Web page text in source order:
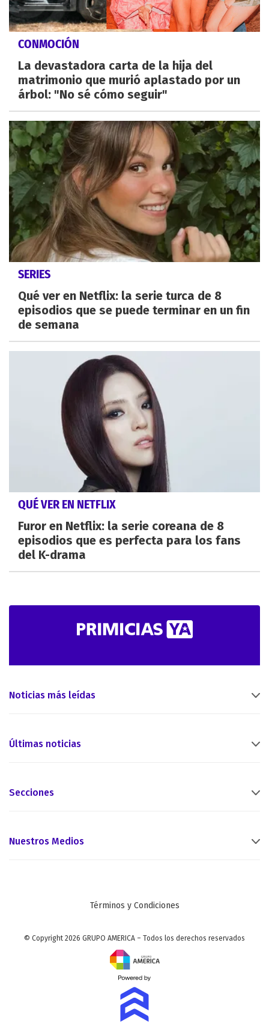
CONMOCIÓN
La devastadora carta de la hija del
matrimonio que murió aplastado por un
árbol: "No sé cómo seguir"
SERIES
Qué ver en Netflix: la serie turca de 8
episodios que se puede terminar en un fin
de semana
QUÉ VER EN NETFLIX
Furor en Netflix: la serie coreana de 8
episodios que es perfecta para los fans
del K-drama
Noticias más leídas
Últimas noticias
Secciones
Nuestros Medios
Términos y Condiciones
© Copyright 2026 GRUPO AMERICA – Todos los derechos reservados